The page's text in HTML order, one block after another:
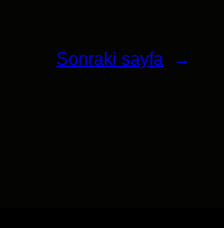
Sonraki sayfa →